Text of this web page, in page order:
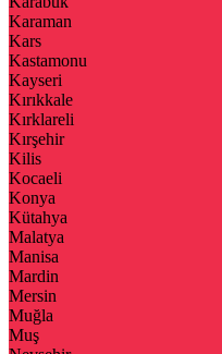
Karaman
Kars
Kastamonu
Kayseri
Kırıkkale
Kırklareli
Kırşehir
Kilis
Kocaeli
Konya
Kütahya
Malatya
Manisa
Mardin
Mersin
Muğla
Muş